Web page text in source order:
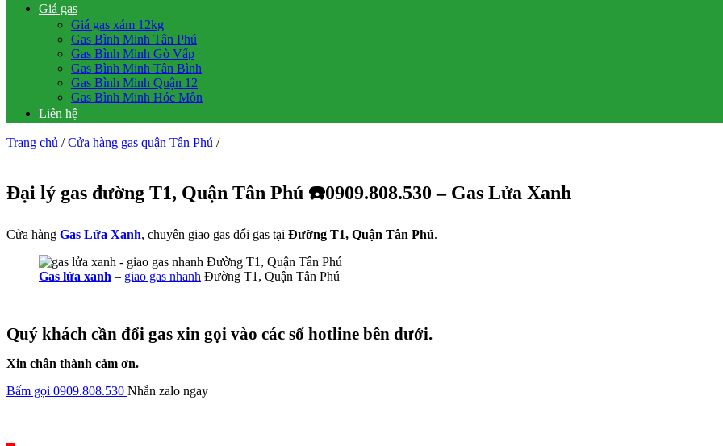
Giá gas
Giá gas xám 12kg
Gas Bình Minh Tân Phú
Gas Bình Minh Gò Vấp
Gas Bình Minh Tân Bình
Gas Bình Minh Quận 12
Gas Bình Minh Hóc Môn
Liên hệ
Trang chủ / Cửa hàng gas quận Tân Phú /
Đại lý gas đường T1, Quận Tân Phú ☎️0909.808.530 – Gas Lửa Xanh
Cửa hàng Gas Lửa Xanh, chuyên giao gas đổi gas tại Đường T1, Quận Tân Phú.
Gas lửa xanh – giao gas nhanh Đường T1, Quận Tân Phú
Quý khách cần đổi gas xin gọi vào các số hotline bên dưới.
Xin chân thành cảm ơn.
Bấm gọi 0909.808.530 Nhắn zalo ngay